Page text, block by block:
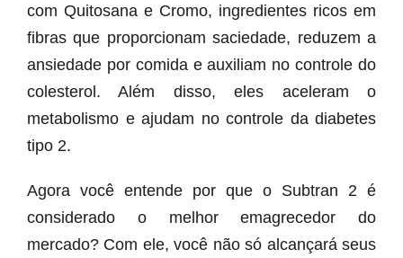
com Quitosana e Cromo, ingredientes ricos em
fibras que proporcionam saciedade, reduzem a
ansiedade por comida e auxiliam no controle do
colesterol. Além disso, eles aceleram o
metabolismo e ajudam no controle da diabetes
tipo 2.
Agora você entende por que o Subtran 2 é
considerado o melhor emagrecedor do
mercado? Com ele, você não só alcançará seus